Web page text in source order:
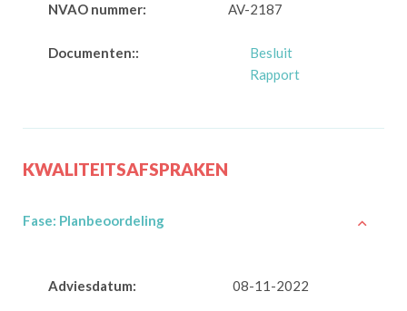
NVAO nummer: AV-2187
Documenten::
Besluit
Rapport
KWALITEITSAFSPRAKEN
Fase: Planbeoordeling
Adviesdatum: 08-11-2022